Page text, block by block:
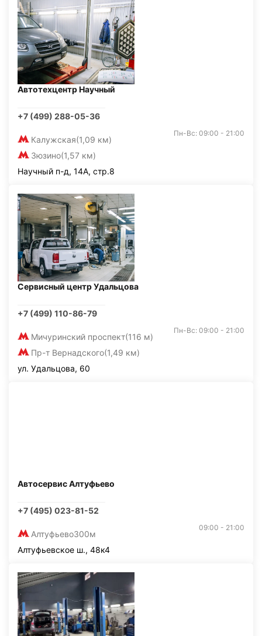
Автотехцентр Научный
+7 (499) 288-05-36
Калужская(1,09 км)
Зюзино(1,57 км)
Пн-Вс: 09:00 - 21:00
Научный п-д, 14А, стр.8
Сервисный центр Удальцова
+7 (499) 110-86-79
Мичуринский проспект(116 м)
Пр-т Вернадского(1,49 км)
Пн-Вс: 09:00 - 21:00
ул. Удальцова, 60
Автосервис Алтуфьево
+7 (495) 023-81-52
Алтуфьево300м
09:00 - 21:00
Алтуфьевское ш., 48к4